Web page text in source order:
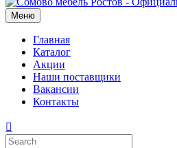
Меню
Главная
Каталог
Акции
Наши поставщики
Вакансии
Контакты